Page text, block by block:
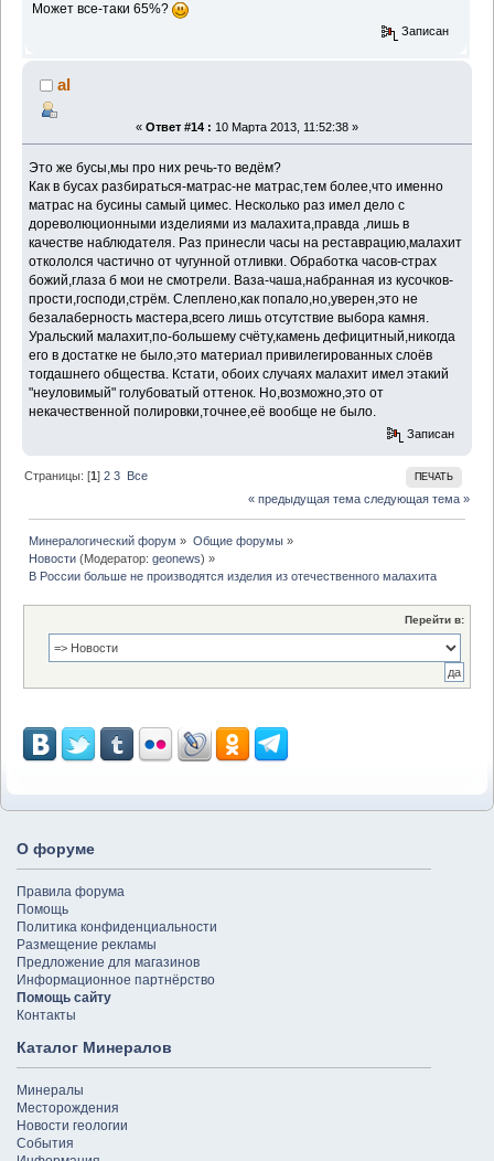
Может все-таки 65%?
Записан
al
« Ответ #14 : 10 Марта 2013, 11:52:38 »
Это же бусы,мы про них речь-то ведём?
Как в бусах разбираться-матрас-не матрас,тем более,что именно
матрас на бусины самый цимес. Несколько раз имел дело с
дореволюционными изделиями из малахита,правда ,лишь в
качестве наблюдателя. Раз принесли часы на реставрацию,малахит
откололся частично от чугунной отливки. Обработка часов-страх
божий,глаза б мои не смотрели. Ваза-чаша,набранная из кусочков-
прости,господи,стрём. Слеплено,как попало,но,уверен,это не
безалаберность мастера,всего лишь отсутствие выбора камня.
Уральский малахит,по-большему счёту,камень дефицитный,никогда
его в достатке не было,это материал привилегированных слоёв
тогдашнего общества. Кстати, обоих случаях малахит имел этакий
"неуловимый" голубоватый оттенок. Но,возможно,это от
некачественной полировки,точнее,её вообще не было.
Записан
ПЕЧАТЬ
Страницы: [1]2 3 Все
« предыдущая тема следующая тема »
Минералогический форум » Общие форумы»
Новости (Модератор:geonews) »
В России больше не производятся изделия из отечественного малахита
Перейти в:
О форуме
Правила форума
Помощь
Политика конфиденциальности
Размещение рекламы
Предложение для магазинов
Информационное партнёрство
Помощь сайту
Контакты
Каталог Минералов
Минералы
Месторождения
Новости геологии
События